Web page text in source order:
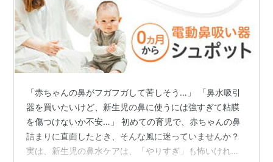
「赤ちゃんの鼻がフガフガして苦しそう…」 「鼻水吸引
器を買いたいけど、新生児の鼻に使うには強すぎて粘膜
を傷つけないか不安…」 初めての育児で、赤ちゃんの鼻
詰まりに直面したとき、そんな風に迷っていませんか？
実は、新生児の鼻水ケアは、「やりすぎ」も怖いけれ